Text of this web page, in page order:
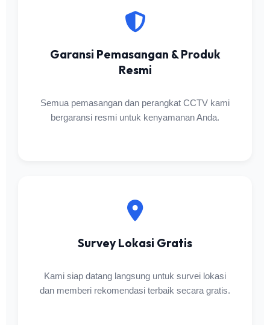
Garansi Pemasangan & Produk
Resmi
Semua pemasangan dan perangkat CCTV kami
bergaransi resmi untuk kenyamanan Anda.
Survey Lokasi Gratis
Kami siap datang langsung untuk survei lokasi
dan memberi rekomendasi terbaik secara gratis.